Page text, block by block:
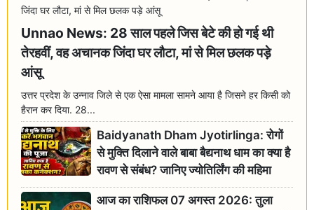
Unnao News: 28 साल पहले जिस बेटे की हो गई थी
तेरहवीं, वह अचानक जिंदा घर लौटा, मां से मिल छलक पड़े
आंसू
उत्तर प्रदेश के उन्नाव जिले से एक ऐसा मामला सामने आया है जिसने हर किसी को
हैरान कर दिया. 28...
Baidyanath Dham Jyotirlinga: रोगों
से मुक्ति दिलाने वाले बाबा बैद्यनाथ धाम का क्या है
रावण से संबंध? जानिए ज्योतिर्लिंग की महिमा
आज का राशिफल 07 अगस्त 2026: तुला